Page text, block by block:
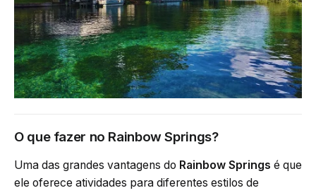
O que fazer no Rainbow Springs?
Uma das grandes vantagens do Rainbow Springs é que
ele oferece atividades para diferentes estilos de